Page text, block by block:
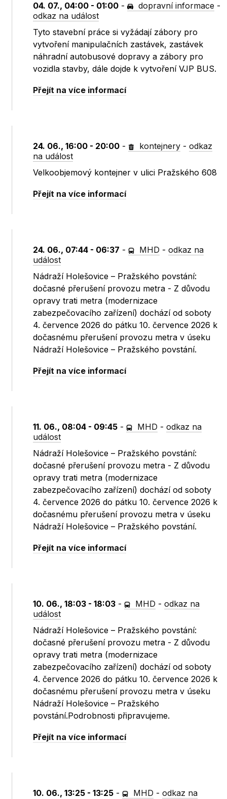
04. 07., 04:00 - 01:00 - dopravní informace -
odkaz na událost
Tyto stavební práce si vyžádají zábory pro
vytvoření manipulačních zastávek, zastávek
náhradní autobusové dopravy a zábory pro
vozidla stavby, dále dojde k vytvoření VJP BUS.
Přejít na více informací
24. 06., 16:00 - 20:00 - kontejnery -odkaz
na událost
Velkoobjemový kontejner v ulici Pražského 608
Přejít na více informací
24. 06., 07:44 - 06:37 - MHD -odkaz na
událost
Nádraží Holešovice – Pražského povstání:
dočasné přerušení provozu metra - Z důvodu
opravy trati metra (modernizace
zabezpečovacího zařízení) dochází od soboty
4. července 2026 do pátku 10. července 2026 k
dočasnému přerušení provozu metra v úseku
Nádraží Holešovice – Pražského povstání.
Přejít na více informací
11. 06., 08:04 - 09:45 - MHD -odkaz na
událost
Nádraží Holešovice – Pražského povstání:
dočasné přerušení provozu metra - Z důvodu
opravy trati metra (modernizace
zabezpečovacího zařízení) dochází od soboty
4. července 2026 do pátku 10. července 2026 k
dočasnému přerušení provozu metra v úseku
Nádraží Holešovice – Pražského povstání.
Přejít na více informací
10. 06., 18:03 - 18:03 - MHD -odkaz na
událost
Nádraží Holešovice – Pražského povstání:
dočasné přerušení provozu metra - Z důvodu
opravy trati metra (modernizace
zabezpečovacího zařízení) dochází od soboty
4. července 2026 do pátku 10. července 2026 k
dočasnému přerušení provozu metra v úseku
Nádraží Holešovice – Pražského
povstání.Podrobnosti připravujeme.
Přejít na více informací
10. 06., 13:25 - 13:25 - MHD -odkaz na